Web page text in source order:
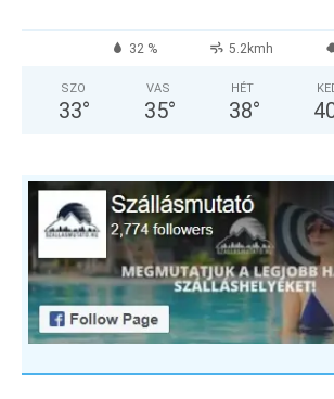
32 % 5.2kmh
SZO
33°
VAS
35°
HÉT
38°